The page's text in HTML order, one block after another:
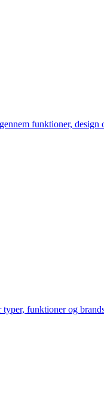
funktioner,
funktioner og